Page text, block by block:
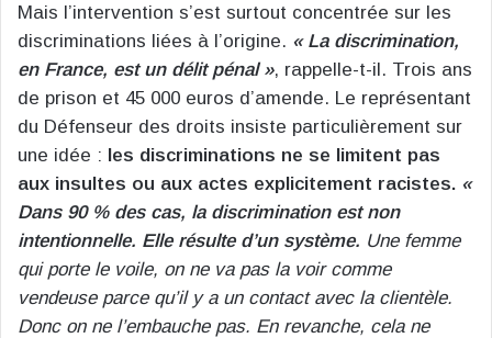
Mais l’intervention s’est surtout concentrée sur les
discriminations liées à l’origine. « La discrimination,
en France, est un délit pénal », rappelle-t-il. Trois ans
de prison et 45 000 euros d’amende. Le représentant
du Défenseur des droits insiste particulièrement sur
une idée : les discriminations ne se limitent pas
aux insultes ou aux actes explicitement racistes. «
Dans 90 % des cas, la discrimination est non
intentionnelle. Elle résulte d’un système. Une femme
qui porte le voile, on ne va pas la voir comme
vendeuse parce qu’il y a un contact avec la clientèle.
Donc on ne l’embauche pas. En revanche, cela ne